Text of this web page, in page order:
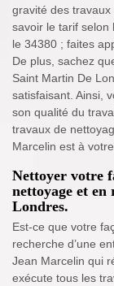
gravité des
savoir le tarif selon
le 34380 ; faites
De plus, sachez
Saint Martin De
satisfaisant. Ainsi,
son qualité du
travaux de
Marcelin est à
Nettoyer votre
nettoyage et
Londres.
Est-ce que votre
recherche d’une
Jean Marcelin qui
exécute tous les